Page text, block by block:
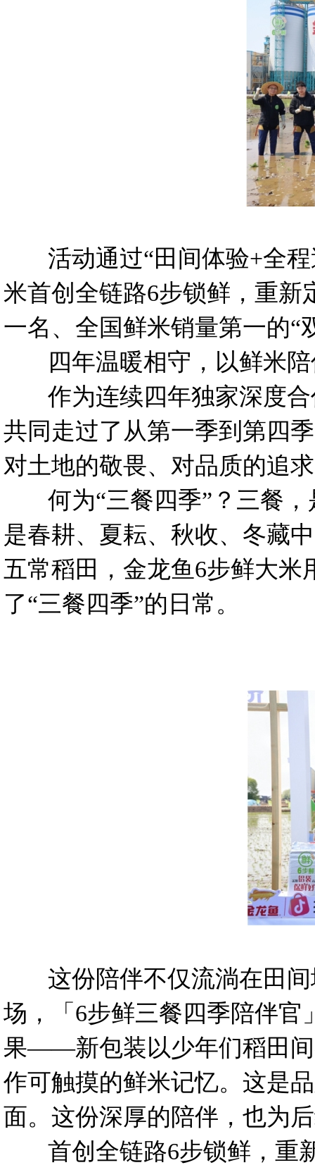
活动通过“田间体验+全程
米首创全链路6步锁鲜，重
一名、全国鲜米销量第一的“
四年温暖相守，以鲜米陪
作为连续四年独家深度合
共同走过了从第一季到第四
对土地的敬畏、对品质的追
何为“三餐四季”？三餐，
是春耕、夏耘、秋收、冬藏
五常稻田，金龙鱼6步鲜大米
了“三餐四季”的日常。
这份陪伴不仅流淌在田间
场，「6步鲜三餐四季陪伴官
果——新包装以少年们稻田间
作可触摸的鲜米记忆。这是
面。这份深厚的陪伴，也为
首创全链路6步锁鲜，重